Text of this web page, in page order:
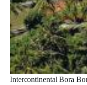
Intercontinental Bora